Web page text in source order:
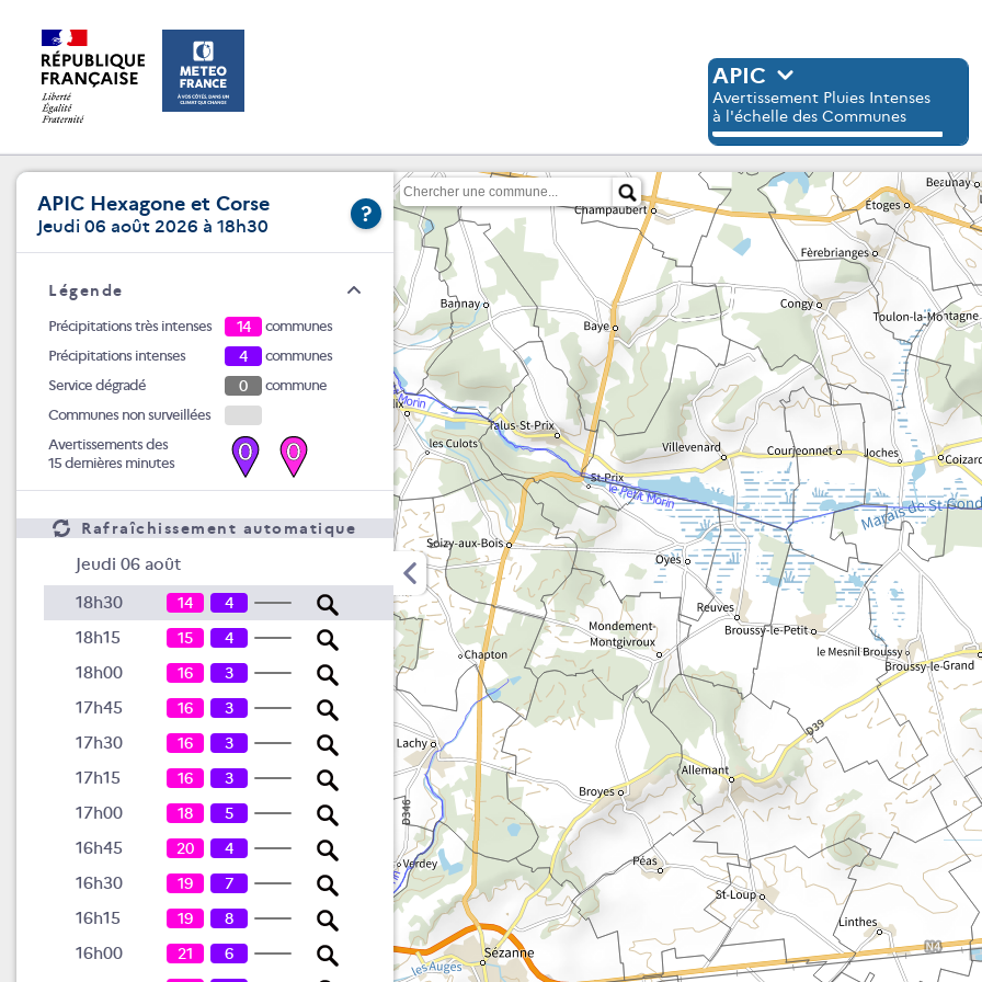
APIC
Avertissement Pluies Intenses
à l'échelle des Communes
APIC Hexagone et Corse
Jeudi 06 août 2026 à 18h30 ?
Légende
Précipitations très intenses 14
communes
Précipitations intenses
4
communes
Service dégradé
0
commune
Communes non surveillées
Avertissements des
15 dernières minutes
0 0
Rafraîchissement automatique
Jeudi 06 août
18h30
14
4
18h15
15
4
18h00
16
3
17h45
16
3
17h30
16
3
17h15
16
3
17h00
18
5
16h45
20
4
16h30
19
7
16h15
19
8
16h00
21
6